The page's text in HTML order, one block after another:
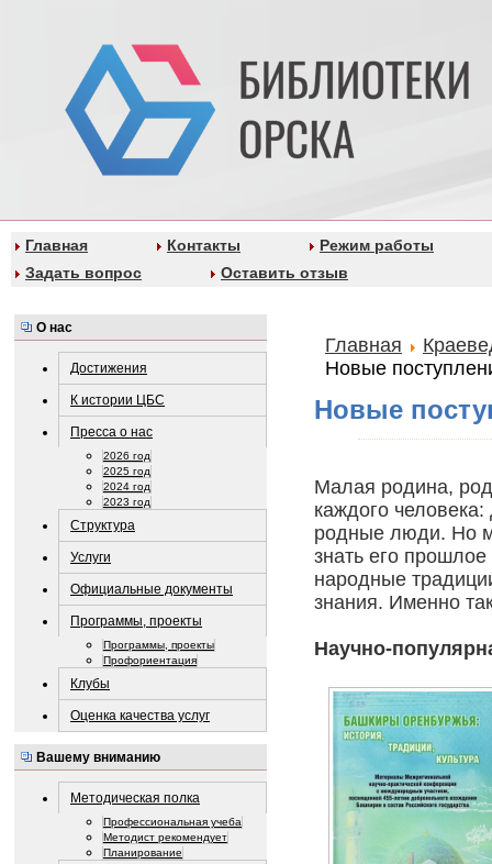
Главная Контакты
Режим работы
Задать вопрос
Оставить отзыв
О нас
Достижения
К истории ЦБС
Пресса о нас
2026 год
2025 год
2024 год
2023 год
Структура
Услуги
Официальные документы
Программы, проекты
Программы, проекты
Профориентация
Клубы
Оценка качества услуг
Вашему вниманию
Методическая полка
Профессиональная учеба
Методист рекомендует
Планирование
Главная
Новые
Новые
Малая родина,
каждого
родные люди. Но
знать его
народные
знания. Именно
Научно-